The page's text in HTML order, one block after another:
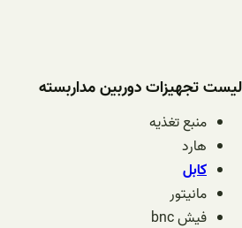
لیست تجهیزات دوربین مداربسته
منبع تغذیه
هارد
کابل
مانیتور
فیش bnc